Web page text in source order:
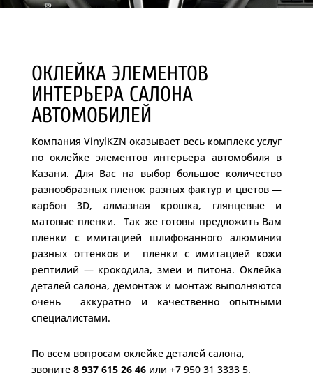
ОКЛЕЙКА ЭЛЕМЕНТОВ
ИНТЕРЬЕРА САЛОНА
АВТОМОБИЛЕЙ
Компания VinylKZN оказывает весь комплекс услуг
по оклейке элементов интерьера автомобиля в
Казани. Для Вас на выбор большое количество
разнообразных пленок разных фактур и цветов —
карбон 3D, алмазная крошка, глянцевые и
матовые пленки. Так же готовы предложить Вам
пленки с имитацией шлифованного алюминия
разных оттенков и пленки с имитацией кожи
рептилий — крокодила, змеи и питона. Оклейка
деталей салона, демонтаж и монтаж выполняются
очень аккуратно и качественно опытными
специалистами.
По всем вопросам оклейке деталей салона,
звоните8 937 615 26 46или +7 950 31 3333 5.